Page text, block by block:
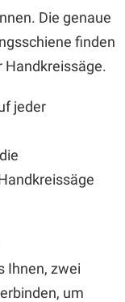
Die genaue
finden
Handkreissäge.
jeder
Ihnen, zwei
um